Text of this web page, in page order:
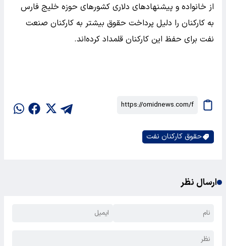
از خانواده و پیشنهادهای دلاری کشورهای حوزه خلیج فارس
به کارکنان را دلیل پرداخت حقوق بیشتر به کارکنان صنعت
نفت برای حفظ این کارکنان قلمداد کرده‌اند.
حقوق کارکنان نفت
ارسال نظر